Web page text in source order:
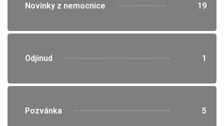
Novinky z nemocnice 19
Odjinud 1
Pozvánka 5